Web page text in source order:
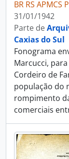
BR RS APMCS
31/01/1942
Parte de
Caxias do Sul
Fonograma
Marcucci,
Cordeiro de
população do
rompimento
comerciais